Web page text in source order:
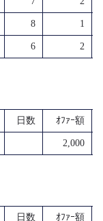
8 1
6 2
日数 ｵﾌｧｰ額
2,000
日数 ｵﾌｧｰ額